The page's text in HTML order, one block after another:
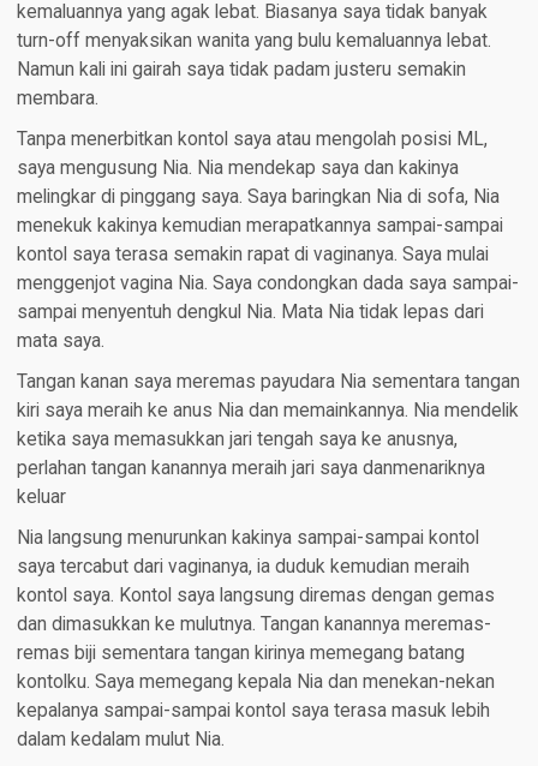
kemaluannya yang agak lebat. Biasanya saya tidak banyak
turn-off menyaksikan wanita yang bulu kemaluannya lebat.
Namun kali ini gairah saya tidak padam justeru semakin
membara.
Tanpa menerbitkan kontol saya atau mengolah posisi ML,
saya mengusung Nia. Nia mendekap saya dan kakinya
melingkar di pinggang saya. Saya baringkan Nia di sofa, Nia
menekuk kakinya kemudian merapatkannya sampai-sampai
kontol saya terasa semakin rapat di vaginanya. Saya mulai
menggenjot vagina Nia. Saya condongkan dada saya sampai-
sampai menyentuh dengkul Nia. Mata Nia tidak lepas dari
mata saya.
Tangan kanan saya meremas payudara Nia sementara tangan
kiri saya meraih ke anus Nia dan memainkannya. Nia mendelik
ketika saya memasukkan jari tengah saya ke anusnya,
perlahan tangan kanannya meraih jari saya danmenariknya
keluar
Nia langsung menurunkan kakinya sampai-sampai kontol
saya tercabut dari vaginanya, ia duduk kemudian meraih
kontol saya. Kontol saya langsung diremas dengan gemas
dan dimasukkan ke mulutnya. Tangan kanannya meremas-
remas biji sementara tangan kirinya memegang batang
kontolku. Saya memegang kepala Nia dan menekan-nekan
kepalanya sampai-sampai kontol saya terasa masuk lebih
dalam kedalam mulut Nia.